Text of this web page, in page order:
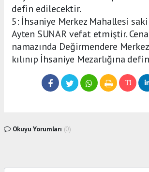
defin edilecektir.
5: İhsaniye Merkez Mahallesi
Ayten SUNAR vefat etmiştir.
namazında Değirmendere
kılınıp İhsaniye Mezarlığına
Okuyu Yorumları (0)